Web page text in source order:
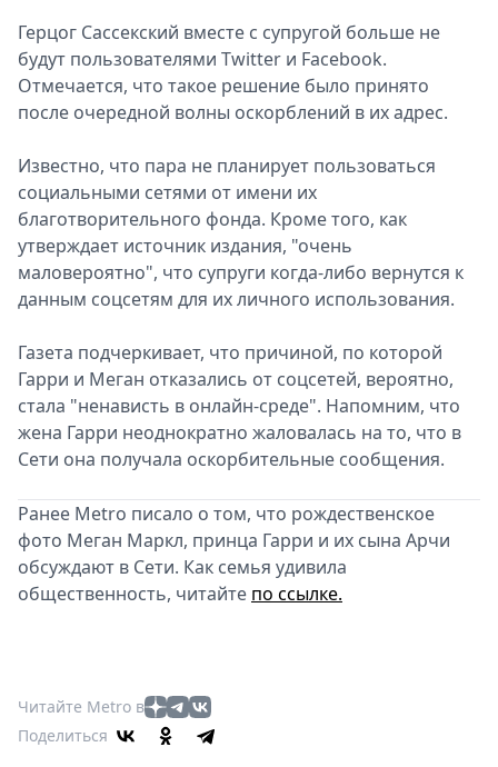
Герцог Сассекский вместе с супругой больше не
будут пользователями Twitter и Facebook.
Отмечается, что такое решение было принято
после очередной волны оскорблений в их адрес.
Известно, что пара не планирует пользоваться
социальными сетями от имени их
благотворительного фонда. Кроме того, как
утверждает источник издания, "очень
маловероятно", что супруги когда-либо вернутся к
данным соцсетям для их личного использования.
Газета подчеркивает, что причиной, по которой
Гарри и Меган отказались от соцсетей, вероятно,
стала "ненависть в онлайн-среде". Напомним, что
жена Гарри неоднократно жаловалась на то, что в
Сети она получала оскорбительные сообщения.
Ранее Metro писало о том, что рождественское
фото Меган Маркл, принца Гарри и их сына Арчи
обсуждают в Сети. Как семья удивила
общественность, читайте по ссылке.
Читайте Metro в
Поделиться